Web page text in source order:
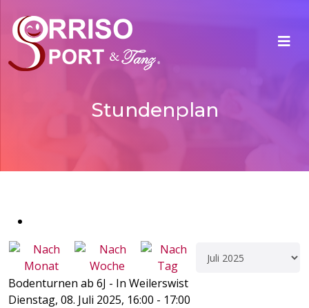
Stundenplan
Bodenturnen ab 6J - In Weilerswist
Dienstag, 08. Juli 2025, 16:00 - 17:00